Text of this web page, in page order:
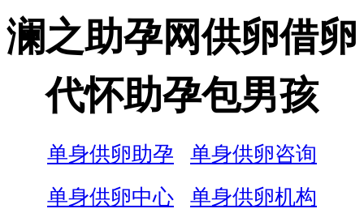
澜之助孕网供卵借卵
代怀助孕包男孩
单身供卵助孕
单身供卵咨询
单身供卵中心
单身供卵机构